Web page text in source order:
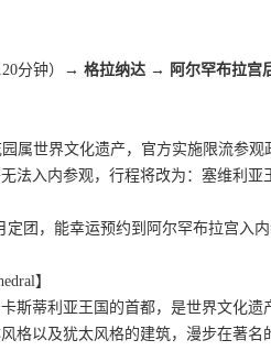
分钟）→ 格拉纳达 → 阿尔罕布拉宫
属世界文化遗产，官方实施限流参
法入内参观，行程将改为：塞维利亚
定团，能幸运预约到阿尔罕布拉宫入
】
斯蒂利亚王国的首都，是世界文化
格以及犹太风格的建筑，漫步在著